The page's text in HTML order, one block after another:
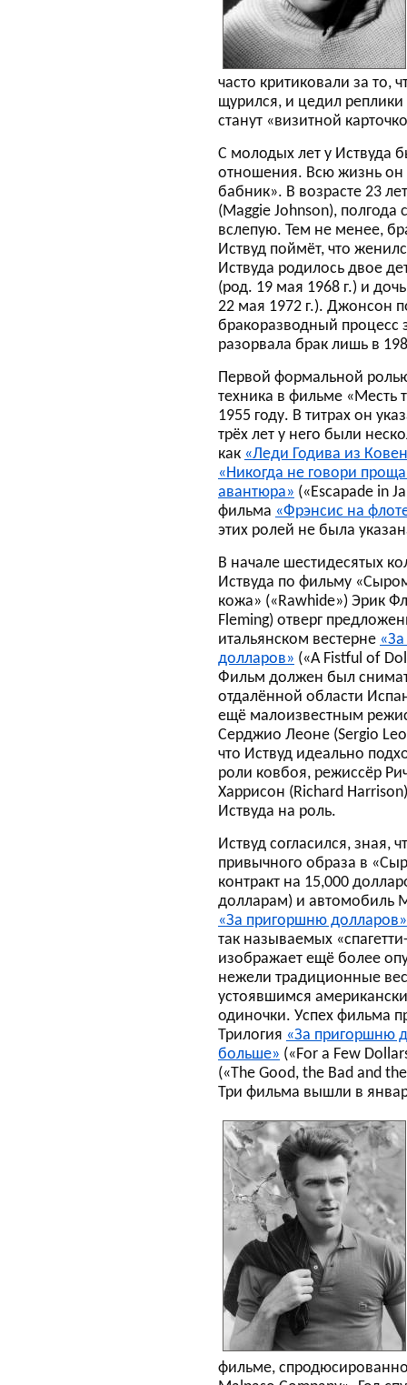
часто критиковали за то,
щурился, и цедил
станут «визитной
С молодых лет у Иствуда
отношения. Всю жизнь он
бабник». В возрасте 23
(Maggie Johnson), полгода
вслепую. Тем не менее,
Иствуд поймёт, что
Иствуда родилось двое
(род. 19 мая 1968 г.) и
22 мая 1972 г.). Джонсон
бракоразводный процесс
разорвала брак лишь в
Первой формальной
техника в фильме «Месть
1955 году. В титрах он
трёх лет у него были
как «Леди Годива из
«Никогда не говори
авантюра» («Escapade in
фильма «Фрэнсис на
этих ролей не была
В начале шестидесятых
Иствуда по фильму
кожа» («Rawhide») Эрик
Fleming) отверг
итальянском вестерне
долларов» («A Fistful of
Фильм должен был
отдалённой области
ещё малоизвестным
Серджио Леоне (Sergio
что Иствуд идеально
роли ковбоя, режиссёр
Харрисон (Richard
Иствуда на роль.
Иствуд согласился, зная,
привычного образа в
контракт на 15,000
долларам) и автомобиль
«За пригоршню долларов»
так называемых
изображает ещё более
нежели традиционные
устоявшимся
одиночки. Успех фильма
Трилогия «За пригоршню
больше» («For a Few
(«The Good, the Bad and
Три фильма вышли в
фильме,